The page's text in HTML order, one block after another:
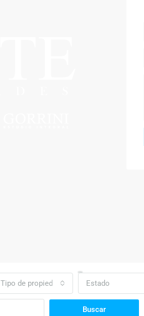
Tipo de propiedad Estado
Buscar